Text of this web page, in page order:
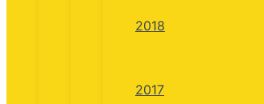
2018
2017